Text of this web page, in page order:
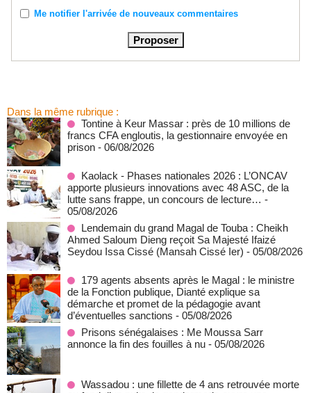
Me notifier l'arrivée de nouveaux commentaires
Dans la même rubrique :
Tontine à Keur Massar : près de 10 millions de
francs CFA engloutis, la gestionnaire envoyée en
prison - 06/08/2026
Kaolack - Phases nationales 2026 : L’ONCAV
apporte plusieurs innovations avec 48 ASC, de la
lutte sans frappe, un concours de lecture… -
05/08/2026
Lendemain du grand Magal de Touba : Cheikh
Ahmed Saloum Dieng reçoit Sa Majesté Ifaizé
Seydou Issa Cissé (Mansah Cissé Ier) - 05/08/2026
179 agents absents après le Magal : le ministre
de la Fonction publique, Dianté explique sa
démarche et promet de la pédagogie avant
d’éventuelles sanctions - 05/08/2026
Prisons sénégalaises : Me Moussa Sarr
annonce la fin des fouilles à nu - 05/08/2026
Wassadou : une fillette de 4 ans retrouvée morte